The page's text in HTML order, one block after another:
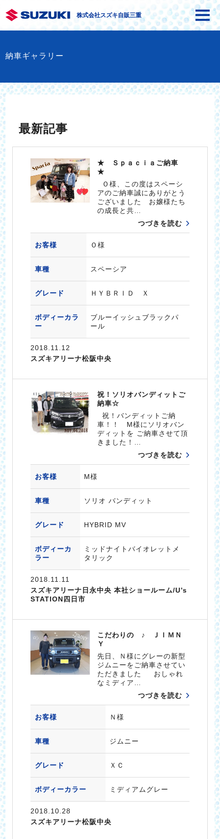
株式会社スズキ自販三重
納車ギャラリー
最新記事
★ Ｓｐａｃｉａご納車
★
Ｏ様、この度はスペーシ
アのご納車誠にありがとう
ございました お嬢様たち
の成長と共…
つづきを読む
お客様 Ｏ様
車種 スペーシア
グレード ＨＹＢＲＩＤ Ｘ
ボディーカラ
ー
ブルーイッシュブラックパ
ール
2018.11.12
スズキアリーナ松阪中央
祝！ソリオバンディットご
納車☆
祝！バンディットご納
車！！ M様にソリオバン
ディットを ご納車させて頂
きました！…
つづきを読む
お客様 M様
車種 ソリオ バンディット
グレード HYBRID MV
ボディーカ
ラー
ミッドナイトバイオレットメ
タリック
2018.11.11
スズキアリーナ日永中央 本社ショールーム/U’s
STATION四日市
こだわりの ♪ ＪＩＭＮ
Ｙ
先日、Ｎ様にグレーの新型
ジムニーをご納車させてい
ただきました おしゃれ
なミディア…
つづきを読む
お客様 Ｎ様
車種 ジムニー
グレード ＸＣ
ボディーカラー ミディアムグレー
2018.10.28
スズキアリーナ松阪中央